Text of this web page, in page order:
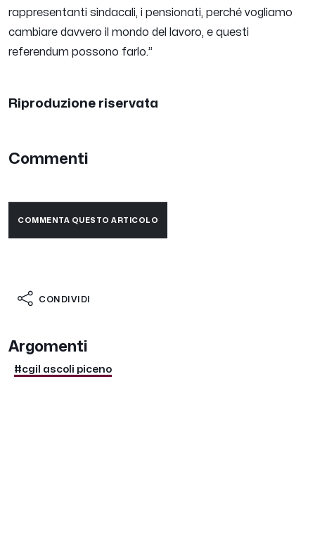
rappresentanti sindacali, i pensionati, perché vogliamo
cambiare davvero il mondo del lavoro, e questi
referendum possono farlo.”
Riproduzione riservata
Commenti
COMMENTA QUESTO ARTICOLO
CONDIVIDI
Argomenti
#cgil ascoli piceno